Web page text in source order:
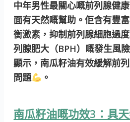
中年男性最關心嘅前列腺健
面有天然嘅幫助。佢含有豐
衡激素，抑制前列腺細胞過
列腺肥大（BPH）嘅發生風
顯示，南瓜籽油有效緩解前
問題
。
南瓜籽油嘅功效3：具